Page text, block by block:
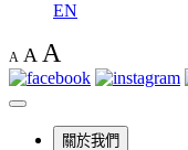
EN
A A A
關於我們